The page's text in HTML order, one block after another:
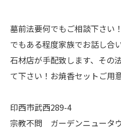
墓前法要何でもご相談下さい！
でもある程度家族でお話し合
石材店が手配致します、その
て下さい！お焼香セットご用
印西市武西289-4
宗教不問 ガーデンニュータ